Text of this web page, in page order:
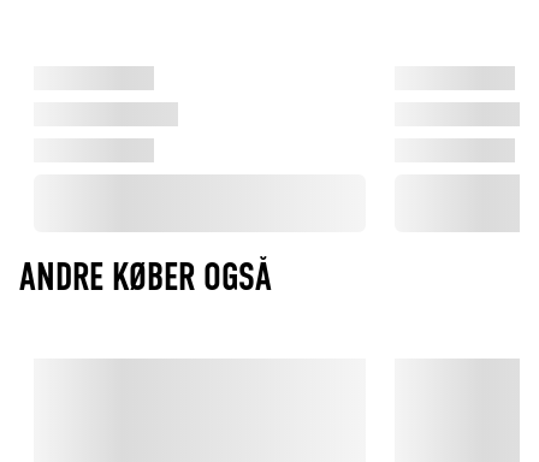
ANDRE KØBER OGSÅ